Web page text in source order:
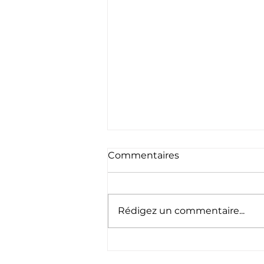
Commentaires
Rédigez un commentaire...